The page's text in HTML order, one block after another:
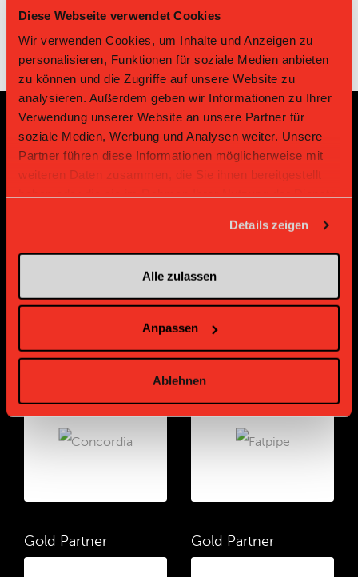
Diese Webseite verwendet Cookies
Wir verwenden Cookies, um Inhalte und Anzeigen zu
personalisieren, Funktionen für soziale Medien anbieten
zu können und die Zugriffe auf unsere Website zu
analysieren. Außerdem geben wir Informationen zu Ihrer
Verwendung unserer Website an unsere Partner für
soziale Medien, Werbung und Analysen weiter. Unsere
Partner führen diese Informationen möglicherweise mit
weiteren Daten zusammen, die Sie ihnen bereitgestellt
Details zeigen
Alle zulassen
Anpassen
Ablehnen
Sponsoren und Partner
Gold Partner Gold Partner